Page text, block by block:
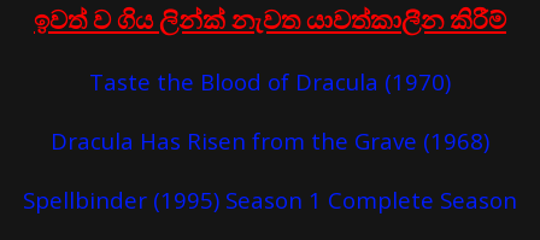
ඉවත් ව ගිය ලින්ක් නැවත යාවත්කාලීන කිරීම්
Taste the Blood of Dracula (1970)
Dracula Has Risen from the Grave (1968)
Spellbinder (1995) Season 1 Complete Season